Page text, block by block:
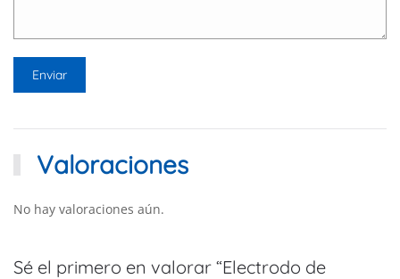
Valoraciones
No hay valoraciones aún.
Sé el primero en valorar “Electrodo de